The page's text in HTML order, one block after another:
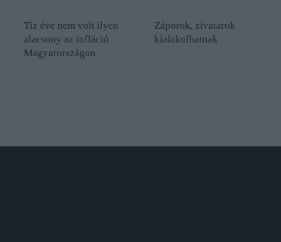
Tíz éve nem volt ilyen
alacsony az infláció
Magyarországon
Záporok, zivatarok
kialakulhatnak